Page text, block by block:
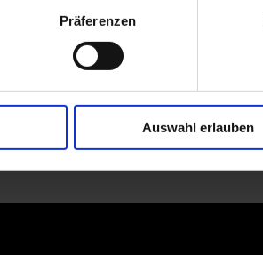
Präferenzen
Auswahl erlauben